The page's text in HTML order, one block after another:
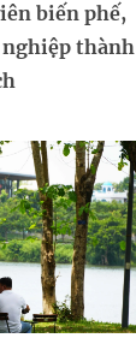
biến phế,
thành